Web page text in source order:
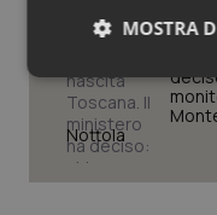
Tumore
Tumori del
Tumori
Nottola
MOSTRA
Necessari